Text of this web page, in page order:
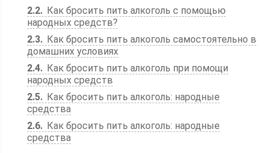
2.2
Как бросить пить алкоголь с помощью
народных средств?
2.3
Как бросить пить алкоголь самостоятельно в
домашних условиях
2.4
Как бросить пить алкоголь при помощи
народных средств
2.5
Как бросить пить алкоголь: народные
средства
2.6
Как бросить пить алкоголь: народные
средства